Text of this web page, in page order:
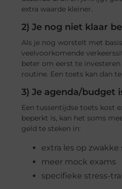
extra waarde kleiner.
2) Je nog niet klaar
Als je nog worstelt met
veelvoorkomende
beter om eerst te
routine. Een toets kan dan
3) Je agenda/budget
Een tussentijdse toets kost
beperkt is, kan het soms
geld te steken in:
extra les op zwakke
meer mock exams
specifieke stress-